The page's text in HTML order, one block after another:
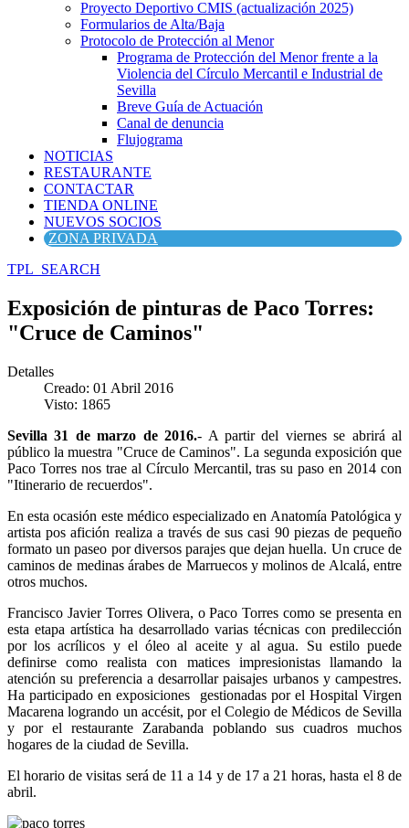
Proyecto Deportivo CMIS (actualización 2025)
Formularios de Alta/Baja
Protocolo de Protección al Menor
Programa de Protección del Menor frente a la
Violencia del Círculo Mercantil e Industrial de
Sevilla
Breve Guía de Actuación
Canal de denuncia
Flujograma
NOTICIAS
RESTAURANTE
CONTACTAR
TIENDA ONLINE
NUEVOS SOCIOS
ZONA PRIVADA
TPL_SEARCH
Exposición de pinturas de Paco Torres:
"Cruce de Caminos"
Detalles
Creado: 01 Abril 2016
Visto: 1865
Sevilla 31 de marzo de 2016.- A partir del viernes se abrirá al
público la muestra "Cruce de Caminos". La segunda exposición que
Paco Torres nos trae al Círculo Mercantil, tras su paso en 2014 con
"Itinerario de recuerdos".
En esta ocasión este médico especializado en Anatomía Patológica y
artista pos afición realiza a través de sus casi 90 piezas de pequeño
formato un paseo por diversos parajes que dejan huella. Un cruce de
caminos de medinas árabes de Marruecos y molinos de Alcalá, entre
otros muchos.
Francisco Javier Torres Olivera, o Paco Torres como se presenta en
esta etapa artística ha desarrollado varias técnicas con predilección
por los acrílicos y el óleo al aceite y al agua. Su estilo puede
definirse como realista con matices impresionistas llamando la
atención su preferencia a desarrollar paisajes urbanos y campestres.
Ha participado en exposiciones gestionadas por el Hospital Virgen
Macarena logrando un accésit, por el Colegio de Médicos de Sevilla
y por el restaurante Zarabanda poblando sus cuadros muchos
hogares de la ciudad de Sevilla.
El horario de visitas será de 11 a 14 y de 17 a 21 horas, hasta el 8 de
abril.